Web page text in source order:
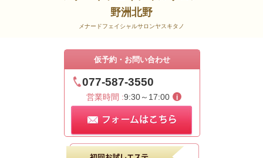
野洲北野
メナードフェイシャルサロンヤスキタノ
仮予約・お問い合わせ
077-587-3550
営業時間 :9:30～17:00